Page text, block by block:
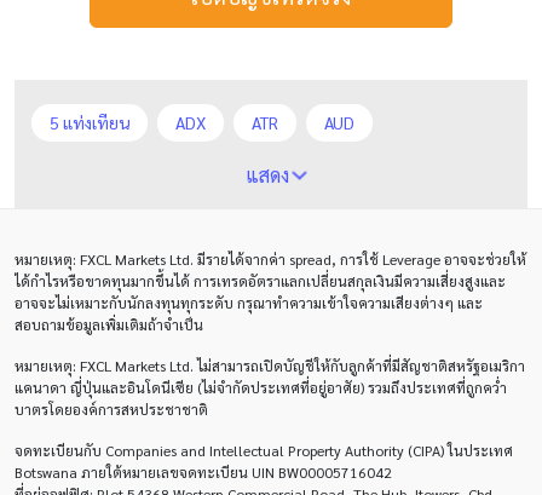
5 แท่งเทียน ADX ATR AUD
Average True Range
CAD CHF COVID-19 CPI Charles Dow
Cherry Blossom Chinese Yuan
Correlation Matrix D1 DXY DailyFX
Default mode network
ECB ECN EMA EUR EUR/AUD
แสดง
หมายเหตุ: FXCL Markets Ltd. มีรายได้จากค่า spread, การใช้ Leverageอาจจะช่วยให้
ได้กำไรหรือขาดทุนมากขึ้นได้ การเทรดอัตราแลกเปลี่ยนสกุลเงินมีความเสี่ยงสูงและ
อาจจะไม่เหมาะกับนักลงทุนทุกระดับ กรุณาทำความเข้าใจความเสียงต่างๆ และ
สอบถามข้อมูลเพิ่มเติมถ้าจำเป็น
หมายเหตุ: FXCL Markets Ltd.ไม่สามารถเปิดบัญชีให้กับลูกค้าที่มีสัญชาติสหรัฐอเมริกา
แคนาดา ญี่ปุ่นและอินโดนีเซีย (ไม่จำกัดประเทศที่อยู่อาศัย) รวมถึงประเทศที่ถูกคว่ำ
บาตรโดยองค์การสหประชาชาติ
จดทะเบียนกับ Companies and Intellectual Property Authority (CIPA) ในประเทศ
Botswana ภายใต้หมายเลขจดทะเบียน UIN BW00005716042